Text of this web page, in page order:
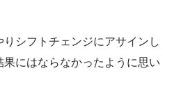
シフトチェンジにアサインし
にはならなかったように思い